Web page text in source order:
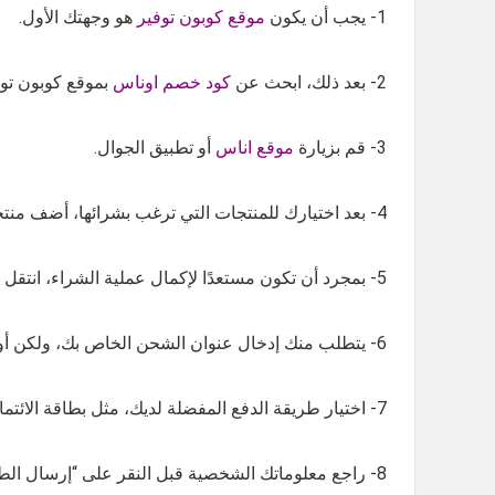
1- يجب أن يكون موقع كوبون توفير هو وجهتك الأول.
2- بعد ذلك، ابحث عن كود خصم اوناس بموقع كوبون
3- قم بزيارة موقع اناس أو تطبيق الجوال.
4- بعد اختيارك للمنتجات التي ترغب بشرائها، أضف منتجاتك المفضلة إلى “عربة التسوق”.
5- بمجرد أن تكون مستعدًا لإكمال عملية الشراء، انتقل إلى صفحة عربة التسوق وانقر على “لصق الكود” في المكان المخصص له بالمتجر.
6- يتطلب منك إدخال عنوان الشحن الخاص بك، ولكن أولاً، يجب عليك اختيار طريقة الدفع المفضلة لديك.
7- اختيار طريقة الدفع المفضلة لديك، مثل بطاقة الائتمان أو بايبال.
8- راجع معلوماتك الشخصية قبل النقر على “إرسال الطلب” لإنهاء عملية التسوق.